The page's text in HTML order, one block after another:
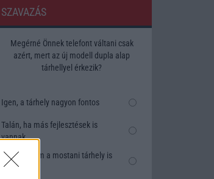
SZAVAZÁS
Megérné Önnek telefont váltani csak
azért, mert az új modell dupla alap
tárhellyel érkezik?
Igen, a tárhely nagyon fontos
Talán, ha más fejlesztések is
vannak
Nem, nekem a mostani tárhely is
elég